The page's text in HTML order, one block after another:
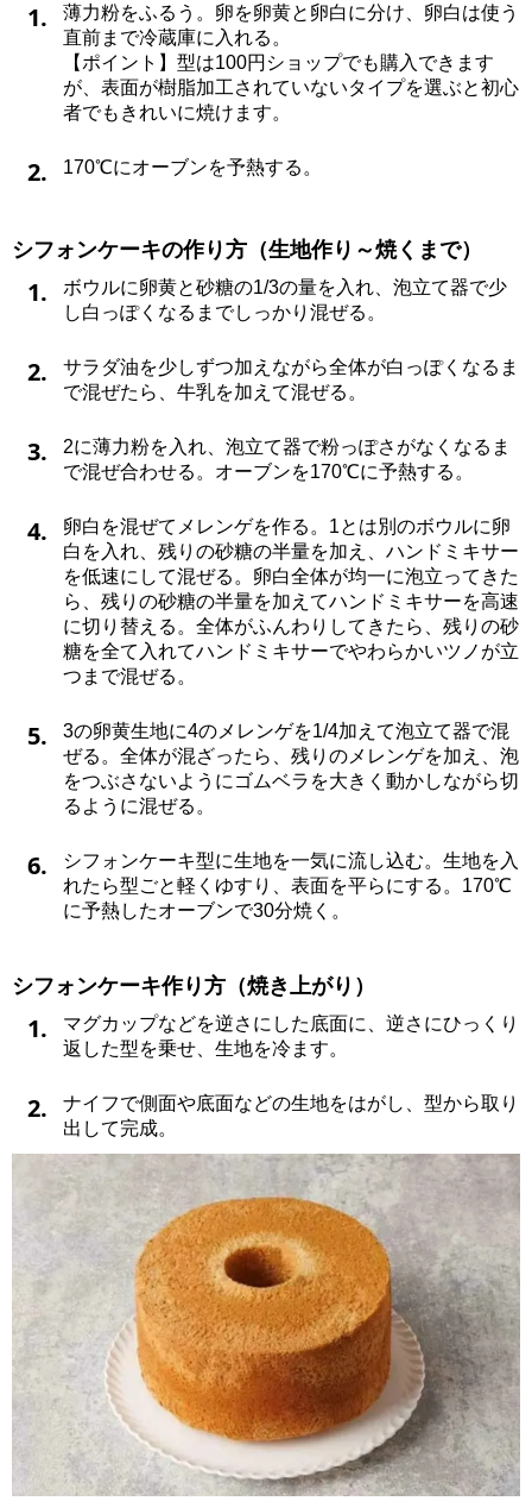
1.
薄力粉をふるう。卵を卵黄と卵白に分け、卵白は使う
直前まで冷蔵庫に入れる。
【ポイント】型は100円ショップでも購入できます
が、表面が樹脂加工されていないタイプを選ぶと初心
者でもきれいに焼けます。
2. 170℃にオーブンを予熱する。
シフォンケーキの作り方（生地作り～焼くまで）
1.
ボウルに卵黄と砂糖の1/3の量を入れ、泡立て器で少
し白っぽくなるまでしっかり混ぜる。
2.
サラダ油を少しずつ加えながら全体が白っぽくなるま
で混ぜたら、牛乳を加えて混ぜる。
3.
2に薄力粉を入れ、泡立て器で粉っぽさがなくなるま
で混ぜ合わせる。オーブンを170℃に予熱する。
4.
卵白を混ぜてメレンゲを作る。1とは別のボウルに卵
白を入れ、残りの砂糖の半量を加え、ハンドミキサー
を低速にして混ぜる。卵白全体が均一に泡立ってきた
ら、残りの砂糖の半量を加えてハンドミキサーを高速
に切り替える。全体がふんわりしてきたら、残りの砂
糖を全て入れてハンドミキサーでやわらかいツノが立
つまで混ぜる。
5.
3の卵黄生地に4のメレンゲを1/4加えて泡立て器で混
ぜる。全体が混ざったら、残りのメレンゲを加え、泡
をつぶさないようにゴムベラを大きく動かしながら切
るように混ぜる。
6.
シフォンケーキ型に生地を一気に流し込む。生地を入
れたら型ごと軽くゆすり、表面を平らにする。170℃
に予熱したオーブンで30分焼く。
シフォンケーキ作り方（焼き上がり）
1.
マグカップなどを逆さにした底面に、逆さにひっくり
返した型を乗せ、生地を冷ます。
2.
ナイフで側面や底面などの生地をはがし、型から取り
出して完成。